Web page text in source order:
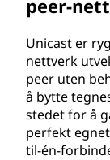
peer-
Unicast er
nettverk
peer uten
å bytte
stedet for å
perfekt
til-én-